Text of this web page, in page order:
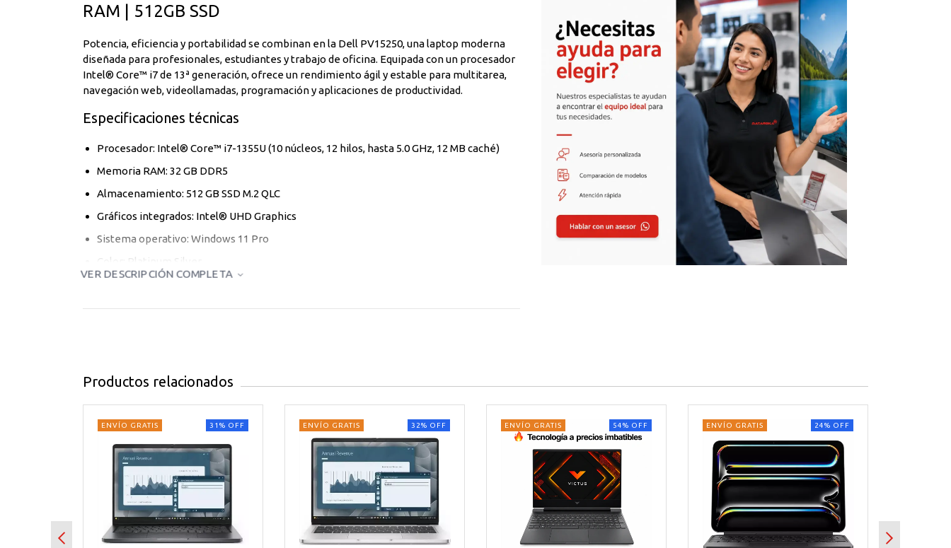
RAM | 512GB SSD
Potencia, eficiencia y portabilidad se combinan en la Dell PV15250, una laptop moderna
diseñada para profesionales, estudiantes y trabajo de oficina. Equipada con un procesador
Intel® Core™ i7 de 13ª generación, ofrece un rendimiento ágil y estable para multitarea,
navegación web, videollamadas, programación y aplicaciones de productividad.
Especificaciones técnicas
Procesador: Intel® Core™ i7-1355U (10 núcleos, 12 hilos, hasta 5.0 GHz, 12 MB caché)
Memoria RAM: 32 GB DDR5
Almacenamiento: 512 GB SSD M.2 QLC
Gráficos integrados: Intel® UHD Graphics
Sistema operativo: Windows 11 Pro
Color: Platinum Silver
Brillo de 250 nits y biseles delgados
Wi-Fi 6 (802.11ax) y Bluetooth 5.2
1 × USB 3.2 Gen 1 Tipo-A
1 × USB 3.2 Gen 1 Tipo-C (solo datos)
1 × USB 2.0
1 × HDMI 1.4
VER DESCRIPCIÓN COMPLETA
Productos relacionados
31 % OFF
ENVÍO GRATIS 32% OFF
ENVÍO GRATIS 54% OFF
ENVÍO GRATIS 24% OFF
ENVÍO GRATIS